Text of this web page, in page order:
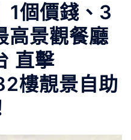
1個價錢、3
高景觀餐廳
直擊
樓靚景自助